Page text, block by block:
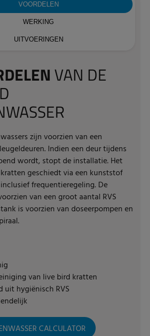
VOORDELEN
WERKING
UITVOERINGEN
VAN DE
zijn voorzien van een
Indien een deur tijdens
wordt, stopt de installatie. Het
geschiedt via een kunststof
frequentieregeling. De
van een groot aantal RVS
is voorzien van doseerpompen en
van live bird kratten
uit hygiënisch RVS
CALCULATOR